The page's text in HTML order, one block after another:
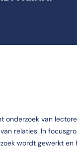
onderzoek van
relaties. In
wordt gewerkt en